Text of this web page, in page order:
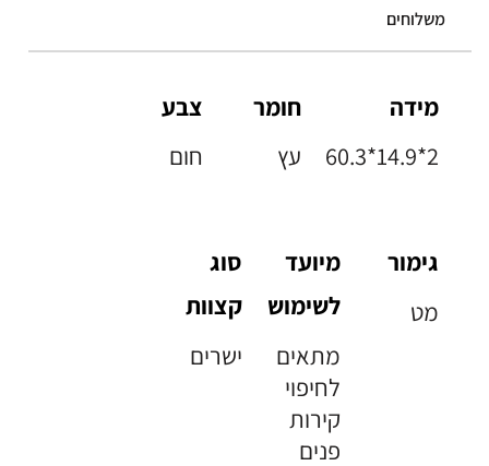
משלוחים
מידה
60.3*14.9*2
חומר
עץ
צבע
חום
גימור
מט
מיועד
לשימוש
מתאים
לחיפוי
קירות
פנים
סוג
קצוות
ישרים